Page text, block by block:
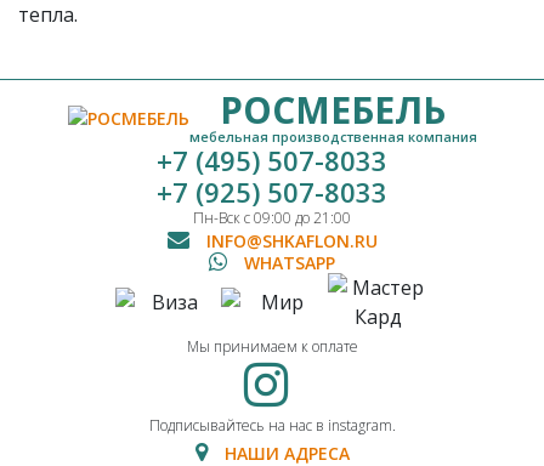
тепла.
РОСМЕБЕЛЬ
мебельная производственная компания
+7 (495) 507-8033
+7 (925) 507-8033
Пн-Вск с 09:00 до 21:00
INFO@SHKAFLON.RU
WHATSAPP
Мы принимаем к оплате
Подписывайтесь на нас в instagram.
НАШИ АДРЕСА